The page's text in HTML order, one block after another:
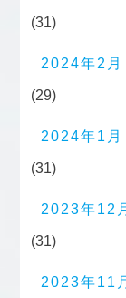
(31)
2024年2月
(29)
2024年1月
(31)
2023年12
(31)
2023年11